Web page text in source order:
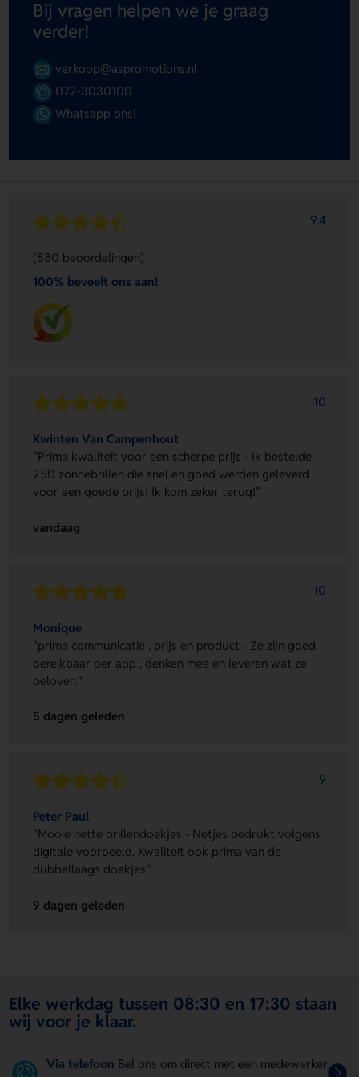
Bij vragen helpen we je graag
verder!
verkoop@aspromotions.nl
072-3030100
Whatsapp ons!
9.4
(580 beoordelingen)
100% beveelt ons aan!
10
Kwinten Van Campenhout
"Prima kwaliteit voor een scherpe prijs - Ik bestelde
250 zonnebrillen die snel en goed werden geleverd
voor een goede prijs! Ik kom zeker terug!"
vandaag
10
Monique
"prima communicatie , prijs en product - Ze zijn goed
bereikbaar per app , denken mee en leveren wat ze
beloven."
5 dagen geleden
9
Peter Paul
"Mooie nette brillendoekjes - Netjes bedrukt volgens
digitale voorbeeld. Kwaliteit ook prima van de
dubbellaags doekjes."
9 dagen geleden
Elke werkdag tussen 08:30 en 17:30 staan
wij voor je klaar.
Via telefoon Bel ons om direct met een medewerker